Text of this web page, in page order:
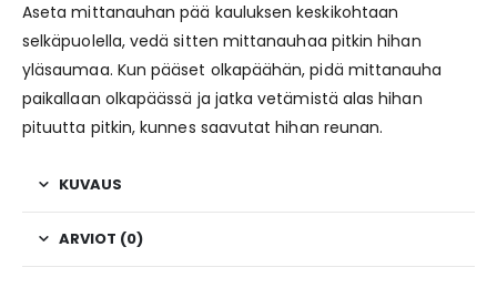
Aseta mittanauhan pää kauluksen keskikohtaan
selkäpuolella, vedä sitten mittanauhaa pitkin hihan
yläsaumaa. Kun pääset olkapäähän, pidä mittanauha
paikallaan olkapäässä ja jatka vetämistä alas hihan
pituutta pitkin, kunnes saavutat hihan reunan.
KUVAUS
ARVIOT (0)